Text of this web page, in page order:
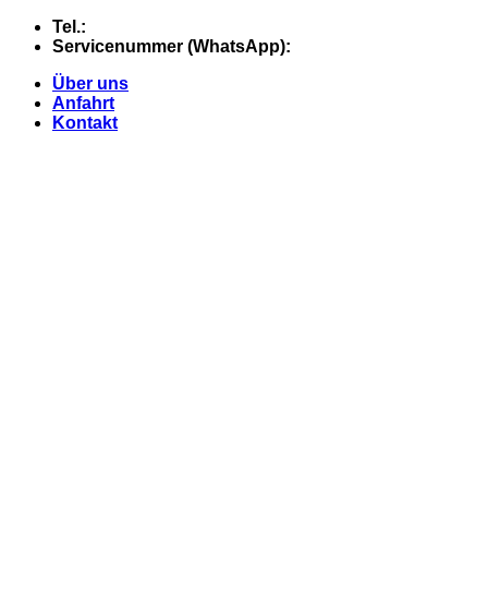
Skip
Tel.:
Servicenummer (WhatsApp):
Über uns
Anfahrt
Kontakt